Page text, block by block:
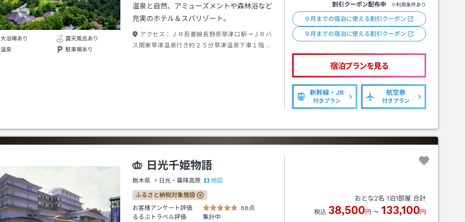
大浴場あり
露天風呂あり
温泉
駐車場あり
温泉と自然、アミューズメントや森林浴など
充実のホテル＆スパリゾート。
アクセス：
ＪＲ吾妻線長野原草津口駅→ＪＲバ
ス関東草津温泉行き約２５分草津温泉下車１階出
割引クーポン配布中 ※利用条件あり
９月までの宿泊に使える割引クーポン
９月までの宿泊に使える割引クーポン
宿泊プランを見る
新幹線・JR
付きプラン
航空券
付きプラン
日光千姫物語
栃木県 日光・霧降高原 地図
ふるさと納税対象施設
お客様アンケート評価
88点
るるぶトラベル評価
集計中
おとな2名 1泊1部屋 合計
税込 38,500 円 〜 133,100 円